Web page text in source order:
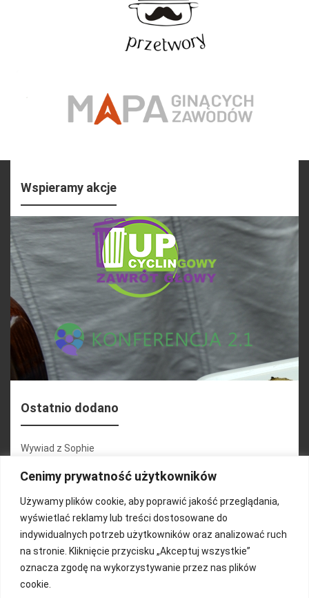
Cenimy prywatność użytkowników
Używamy plików cookie, aby poprawić jakość przeglądania,
wyświetlać reklamy lub treści dostosowane do
indywidualnych potrzeb użytkowników oraz analizować ruch
na stronie. Kliknięcie przycisku „Akceptuj wszystkie”
oznacza zgodę na wykorzystywanie przez nas plików
cookie.
Wspieramy akcje
Ostatnio dodano
Wywiad z Sophie
Konferencja 2.1
Martyna Wojciechowska
Relacja zdjęciowa 25.09.2024r (cz.2)
Wywiady z uczestnikami